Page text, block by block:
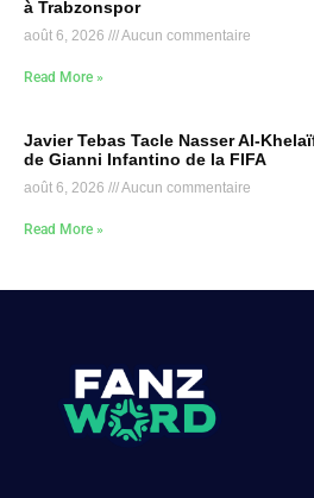
à Trabzonspor
août 6, 2026 Aucun commentaire
Read More »
Javier Tebas Tacle Nasser Al-
de Gianni Infantino de la FIFA
août 6, 2026 Aucun commentaire
Read More »